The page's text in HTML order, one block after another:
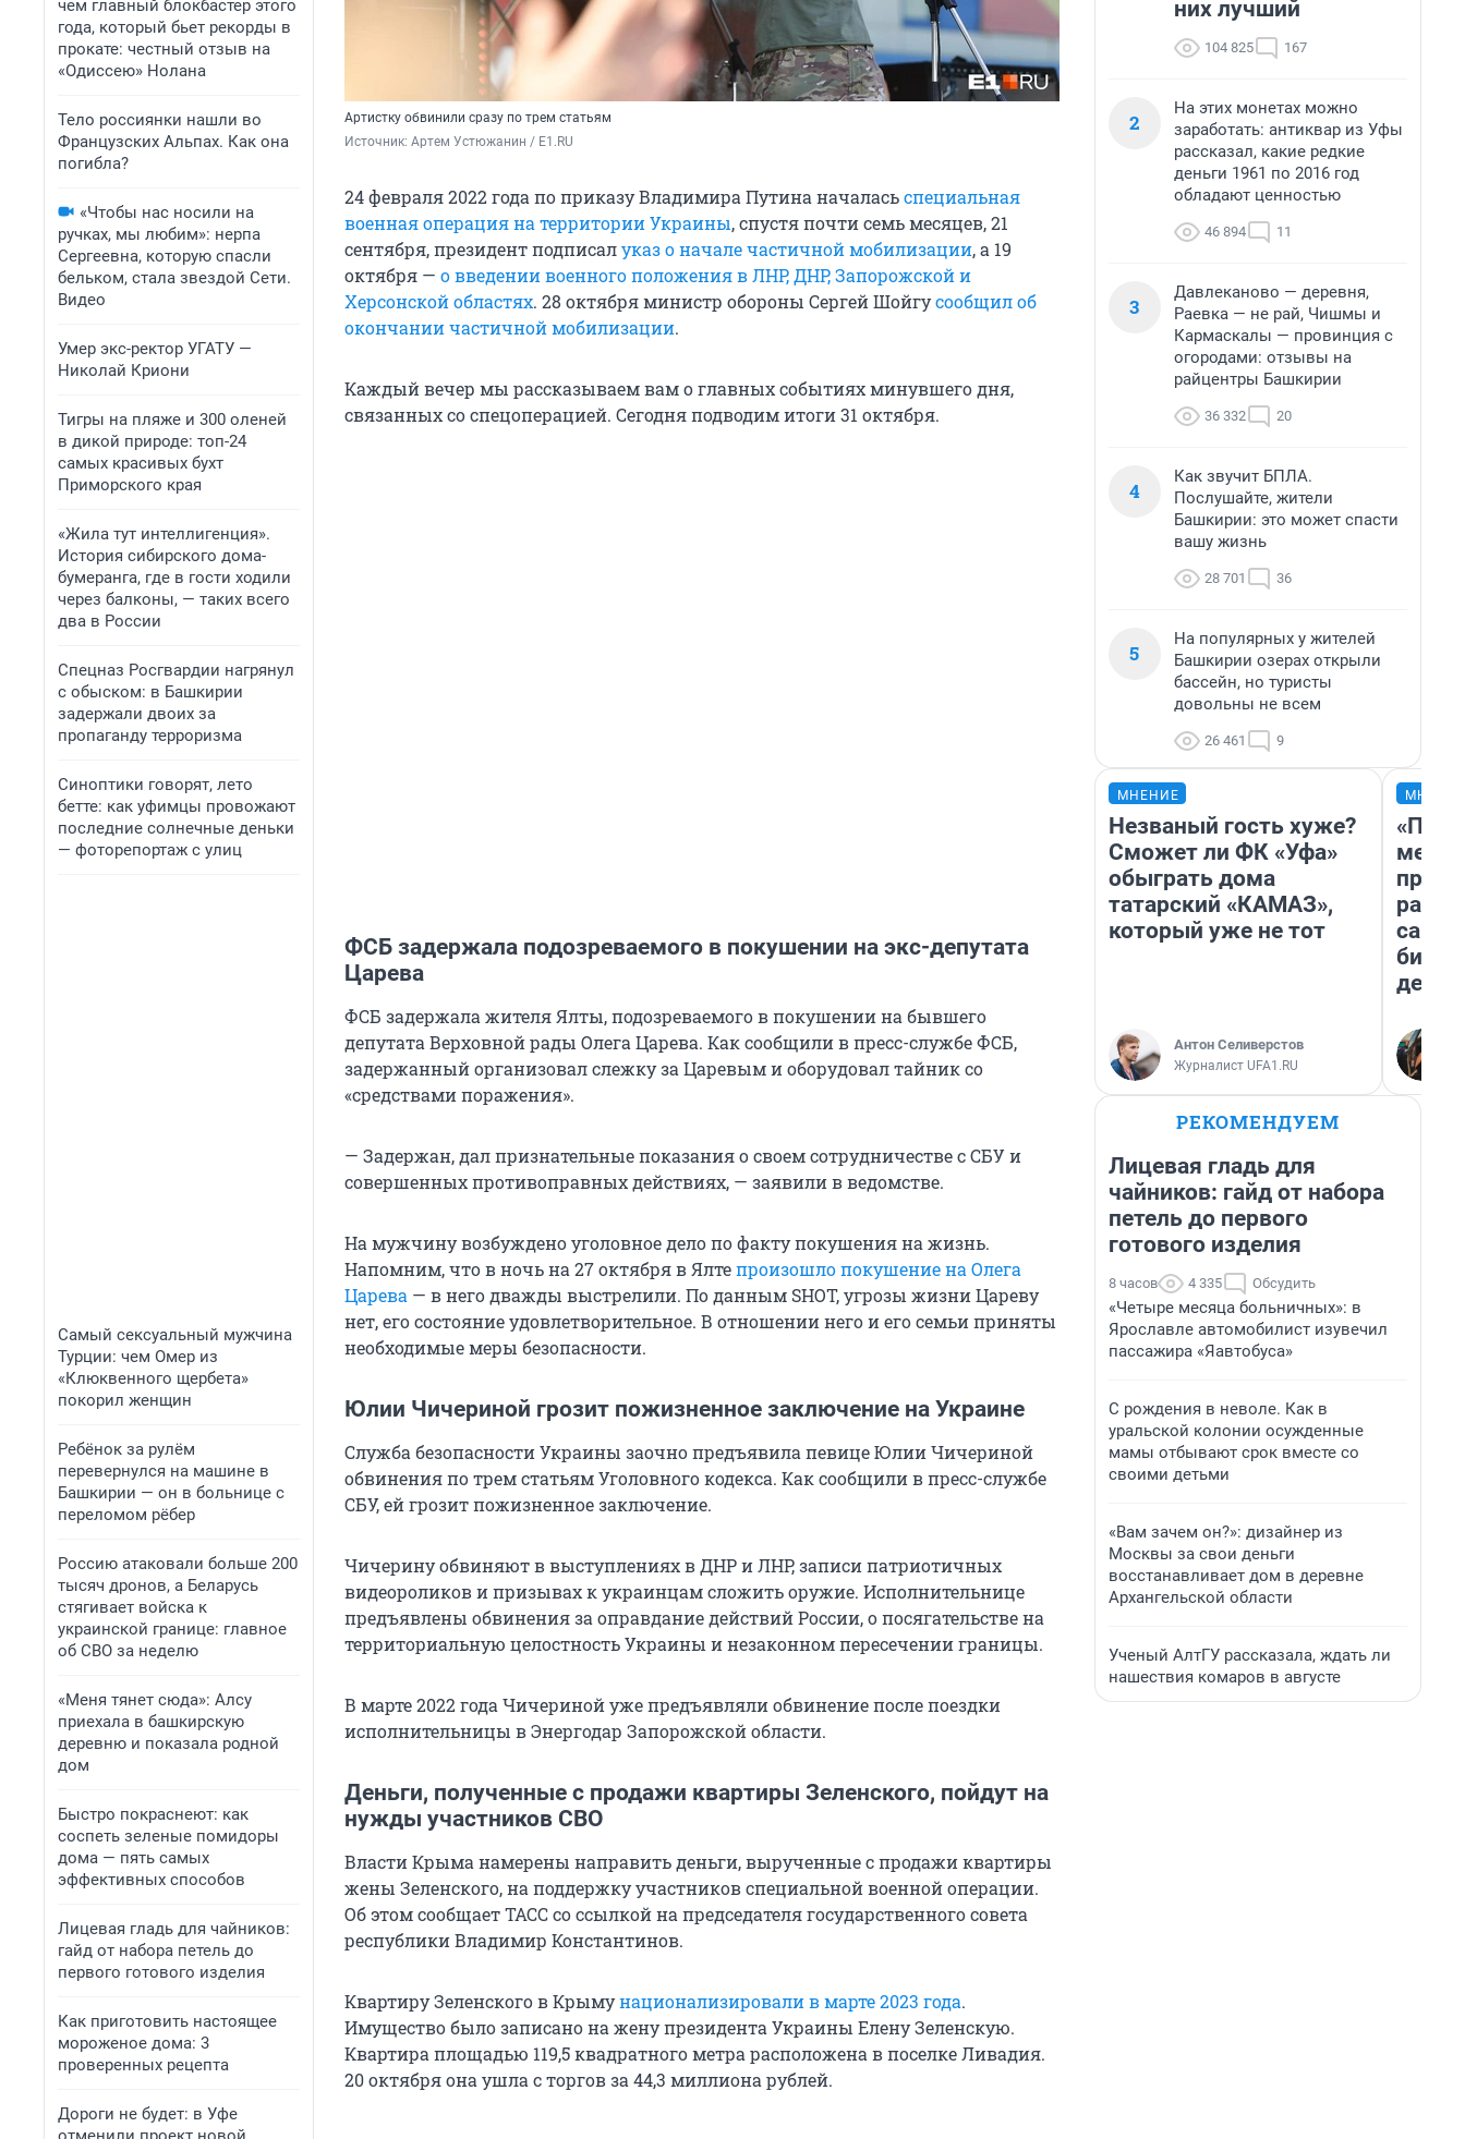
чем главный блокбастер этого
года, который бьет рекорды в
прокате: честный отзыв на
«Одиссею» Нолана
Тело россиянки нашли во
Французских Альпах. Как она
погибла?
«Чтобы нас носили на
ручках, мы любим»: нерпа
Сергеевна, которую спасли
бельком, стала звездой Сети.
Видео
Умер экс-ректор УГАТУ —
Николай Криони
Тигры на пляже и 300 оленей
в дикой природе: топ-24
самых красивых бухт
Приморского края
«Жила тут интеллигенция».
История сибирского дома-
бумеранга, где в гости ходили
через балконы, — таких всего
два в России
Спецназ Росгвардии нагрянул
с обыском: в Башкирии
задержали двоих за
пропаганду терроризма
Синоптики говорят, лето
бетте: как уфимцы провожают
последние солнечные деньки
— фоторепортаж с улиц
Самый сексуальный мужчина
Турции: чем Омер из
«Клюквенного щербета»
покорил женщин
Ребёнок за рулём
перевернулся на машине в
Башкирии — он в больнице с
переломом рёбер
Россию атаковали больше 200
тысяч дронов, а Беларусь
стягивает войска к
украинской границе: главное
об СВО за неделю
«Меня тянет сюда»: Алсу
приехала в башкирскую
деревню и показала родной
дом
Быстро покраснеют: как
соспеть зеленые помидоры
дома — пять самых
эффективных способов
Лицевая гладь для чайников:
гайд от набора петель до
первого готового изделия
Как приготовить настоящее
мороженое дома: 3
проверенных рецепта
Дороги не будет: в Уфе
Артистку обвинили сразу по трем статьям
Источник: Артем Устюжанин / E1.RU
24 февраля 2022 года по приказу Владимира Путина началасьспециальная
военная операция на территории Украины, спустя почти семь месяцев, 21
сентября, президент подписалуказ о начале частичной мобилизации, а 19
октября — о введении военного положения в ЛНР, ДНР, Запорожской и
Херсонской областях. 28 октября министр обороны Сергей Шойгусообщил об
окончании частичной мобилизации.
Каждый вечер мы рассказываем вам о главных событиях минувшего дня,
связанных со спецоперацией. Сегодня подводим итоги 31 октября.
ФСБ задержала подозреваемого в покушении на экс-депутата
Царева
ФСБ задержала жителя Ялты, подозреваемого в покушении на бывшего
депутата Верховной рады Олега Царева. Как сообщили в пресс-службе ФСБ,
задержанный организовал слежку за Царевым и оборудовал тайник со
«средствами поражения».
— Задержан, дал признательные показания о своем сотрудничестве с СБУ и
совершенных противоправных действиях, — заявили в ведомстве.
На мужчину возбуждено уголовное дело по факту покушения на жизнь.
Напомним, что в ночь на 27 октября в Ялтепроизошло покушение на Олега
Царева — в него дважды выстрелили. По данным SHOT, угрозы жизни Цареву
нет, его состояние удовлетворительное. В отношении него и его семьи приняты
необходимые меры безопасности.
Юлии Чичериной грозит пожизненное заключение на Украине
Служба безопасности Украины заочно предъявила певице Юлии Чичериной
обвинения по трем статьям Уголовного кодекса. Как сообщили в пресс-службе
СБУ, ей грозит пожизненное заключение.
Чичерину обвиняют в выступлениях в ДНР и ЛНР, записи патриотичных
видеороликов и призывах к украинцам сложить оружие. Исполнительнице
предъявлены обвинения за оправдание действий России, о посягательстве на
территориальную целостность Украины и незаконном пересечении границы.
В марте 2022 года Чичериной уже предъявляли обвинение после поездки
исполнительницы в Энергодар Запорожской области.
Деньги, полученные с продажи квартиры Зеленского, пойдут на
нужды участников СВО
Власти Крыма намерены направить деньги, вырученные с продажи квартиры
жены Зеленского, на поддержку участников специальной военной операции.
Об этом сообщает ТАСС со ссылкой на председателя государственного совета
республики Владимир Константинов.
Квартиру Зеленского в Крымунационализировали в марте 2023 года.
Имущество было записано на жену президента Украины Елену Зеленскую.
Квартира площадью 119,5 квадратного метра расположена в поселке Ливадия.
20 октября она ушла с торгов за 44,3 миллиона рублей.
них лучший
104 825 167
2
На этих монетах можно
заработать: антиквар из Уфы
рассказал, какие редкие
деньги 1961 по 2016 год
обладают ценностью
46 894 11
3
Давлеканово — деревня,
Раевка — не рай, Чишмы и
Кармаскалы — провинция с
огородами: отзывы на
райцентры Башкирии
36 332 20
4
Как звучит БПЛА.
Послушайте, жители
Башкирии: это может спасти
вашу жизнь
28 701 36
5
На популярных у жителей
Башкирии озерах открыли
бассейн, но туристы
довольны не всем
26 461 9
МНЕНИЕ
Незваный гость хуже?
Сможет ли ФК «Уфа»
обыграть дома
татарский «КАМАЗ»,
который уже не тот
Антон Селиверстов
Журналист UFA1.RU
РЕКОМЕНДУЕМ
Лицевая гладь для
чайников: гайд от набора
петель до первого
готового изделия
8 часов 4 335 Обсудить
«Четыре месяца больничных»: в
Ярославле автомобилист изувечил
пассажира «Яавтобуса»
С рождения в неволе. Как в
уральской колонии осужденные
мамы отбывают срок вместе со
своими детьми
«Вам зачем он?»: дизайнер из
Москвы за свои деньги
восстанавливает дом в деревне
Архангельской области
Ученый АлтГУ рассказала, ждать ли
нашествия комаров в августе